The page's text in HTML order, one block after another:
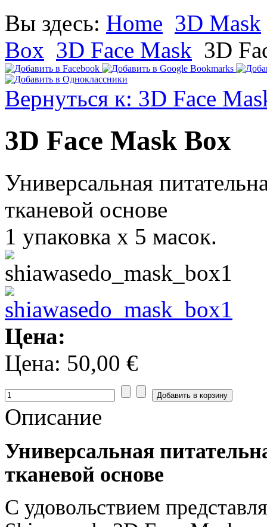
Вы здесь: Home 3D Mask
Box 3D Face Mask 3D
Вернуться к: 3D Face
3D Face Mask Box
Универсальная
тканевой основе
1 упаковка х 5 масок.
Цена:
Цена: 50,00 €
Описание
Универсальная
тканевой основе
С удовольствием